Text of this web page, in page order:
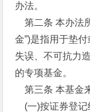
办法。
第二条 本办法
金”)是指用于垫
失误、不可抗力
的专项基金。
第三条 本基金
(一)按证券登记